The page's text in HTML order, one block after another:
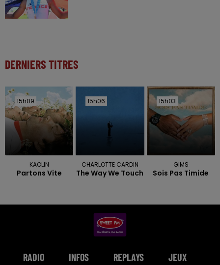
DERNIERS TITRES
15h09
15h09
KAOLIN
Partons Vite
15h06
15h06
CHARLOTTE CARDIN
The Way We Touch
15h03
15h03
GIMS
Sois Pas Timide
RADIO INFOS REPLAYS JEUX